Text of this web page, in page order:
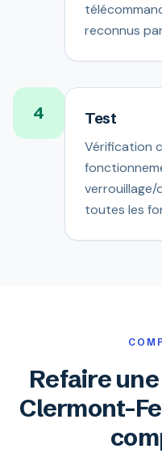
reconnus
4 Test
Vérification
toutes les
Refaire
Clermont-